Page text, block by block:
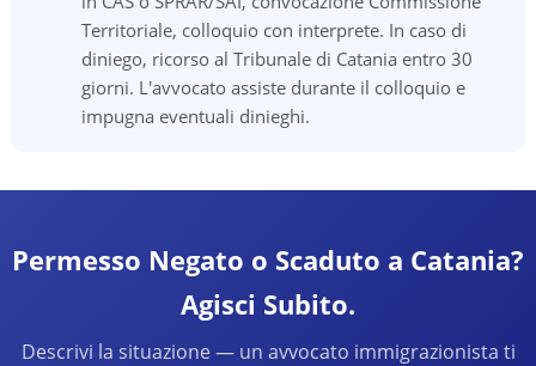
Territoriale, colloquio con interprete. In caso di
diniego, ricorso al Tribunale di Catania entro 30
giorni. L'avvocato assiste durante il colloquio e
impugna eventuali dinieghi.
Permesso Negato o Scaduto a Catania?
Agisci Subito.
Descrivi la situazione — un avvocato immigrazionista ti